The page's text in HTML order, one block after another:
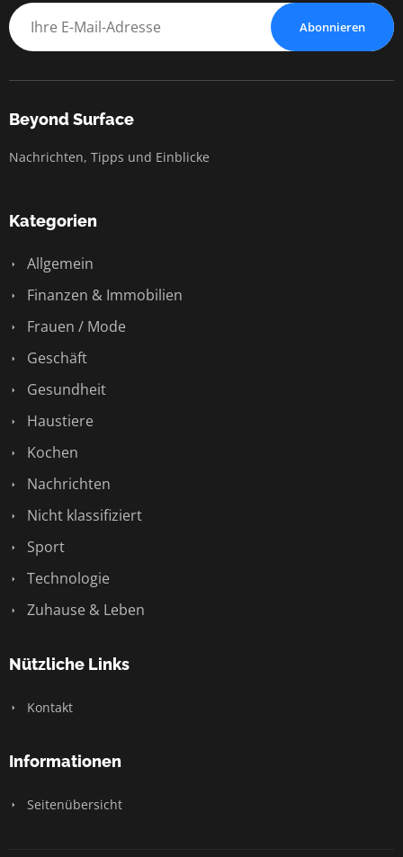
Abonnieren
Beyond Surface
Nachrichten, Tipps und Einblicke
Kategorien
Allgemein
Finanzen & Immobilien
Frauen / Mode
Geschäft
Gesundheit
Haustiere
Kochen
Nachrichten
Nicht klassifiziert
Sport
Technologie
Zuhause & Leben
Nützliche Links
Kontakt
Informationen
Seitenübersicht